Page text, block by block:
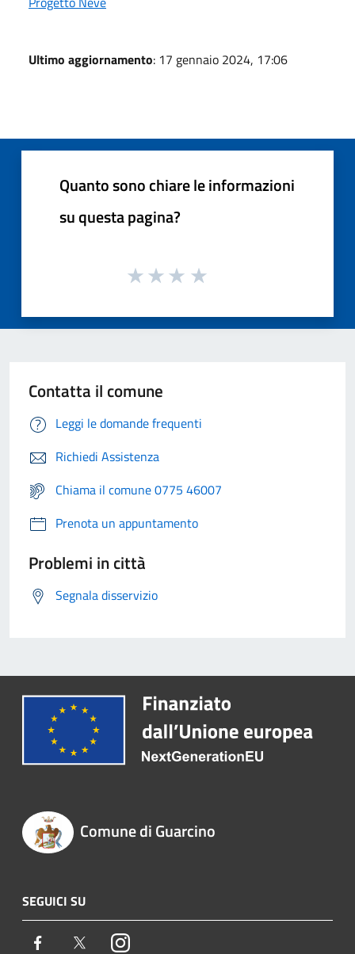
Ultimo aggiornamento: 17 gennaio 2024, 17:06
Quanto sono chiare le informazioni
su questa pagina?
Contatta il comune
Leggi le domande frequenti
Richiedi Assistenza
Chiama il comune 0775 46007
Prenota un appuntamento
Problemi in città
Segnala disservizio
Comune di Guarcino
SEGUICI SU
Facebook TwitterInstagram